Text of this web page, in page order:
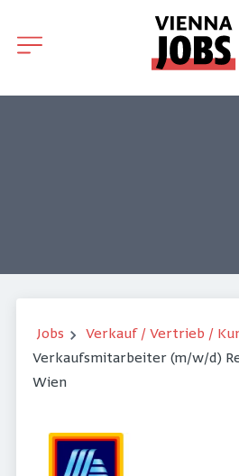
Jobs
Verkauf / Vertrieb /
Verkaufsmitarbeiter (m/w/d)
Wien